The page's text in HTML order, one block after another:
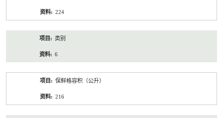
224
类别
6
保鲜格容积（公升）
216